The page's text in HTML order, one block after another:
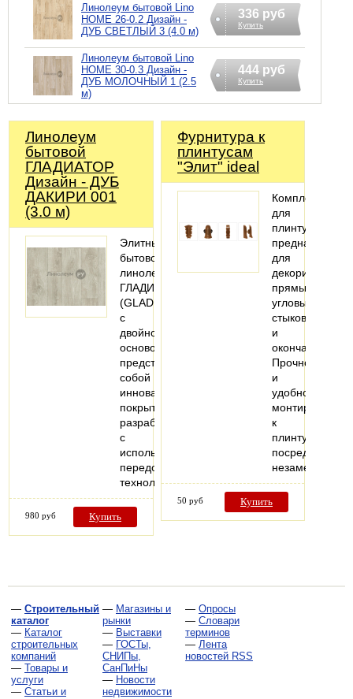
Линолеум бытовой Lino
HOME 26-0.2 Дизайн -
ДУБ СВЕТЛЫЙ 3 (4.0 м)
336 руб
Купить
Линолеум бытовой Lino
HOME 30-0.3 Дизайн -
ДУБ МОЛОЧНЫЙ 1 (2.5
м)
444 руб
Купить
Линолеум
бытовой
ГЛАДИАТОР
Дизайн - ДУБ
ДАКИРИ 001
(3.0 м)
Элитный
бытовой
линолеум
ГЛАДИАТОР
(GLADIATOR)
с
двойной
основой
представляет
собой
инновационное
покрытие,
разработанное
с
использованием
передовых
технологий…
980 руб Купить
Фурнитура к
плинтусам
"Элит" ideal
для
плинтуса
предназначены
для
декорирования
прямых,
угловых
стыков
и
окончаний.
Прочно
и
удобно
монтируются
к
плинтусу
посредством
незаметных…
50 руб Купить
— Строительный
каталог
— Каталог
строительных
компаний
— Товары и
услуги
— Статьи и
— Магазины и
рынки
— Выставки
— ГОСТы,
СНИПы,
СанПиНы
— Новости
недвижимости
— Опросы
— Словари
терминов
— Лента
новостей RSS